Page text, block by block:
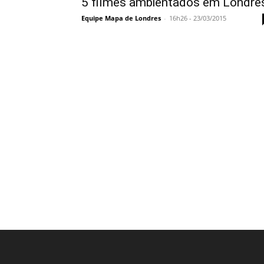
Equipe Mapa de Londres - 16h26 - 23/03/2015